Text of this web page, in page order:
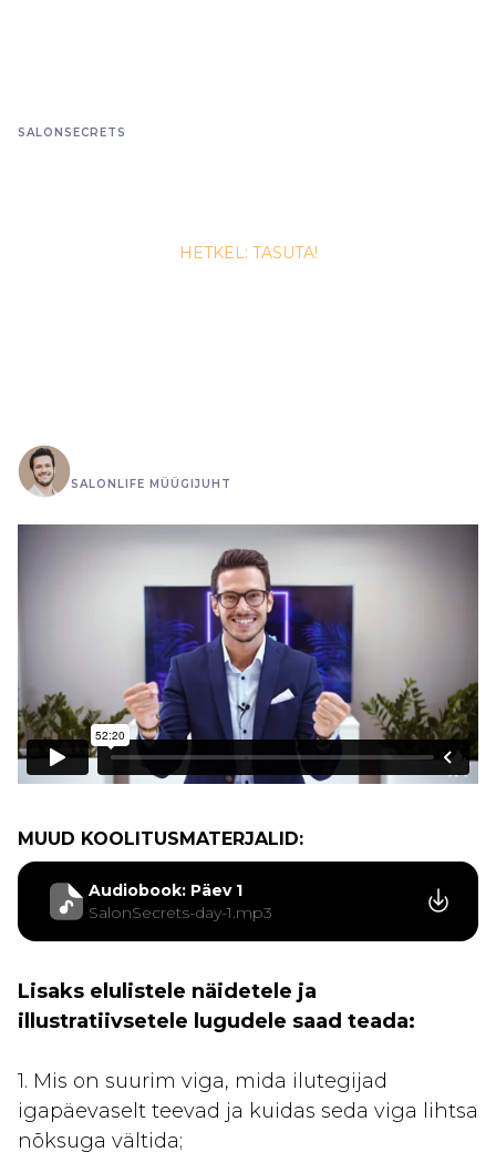
SALONSECRETS
HETKEL: TASUTA!
SALONLIFE MÜÜGIJUHT
MUUD KOOLITUSMATERJALID:
Audiobook: Päev 1
SalonSecrets-day-1.mp3
Lisaks elulistele näidetele ja
illustratiivsetele lugudele saad teada:
1. Mis on suurim viga, mida ilutegijad
igapäevaselt teevad ja kuidas seda viga lihtsa
nõksuga vältida;